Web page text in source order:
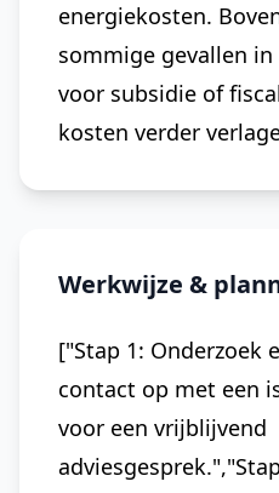
energiekosten.
sommige gevallen
voor subsidie of
kosten verder
Werkwijze &
["Stap 1: Onderzoek
contact op met een
voor een vrijblijvend